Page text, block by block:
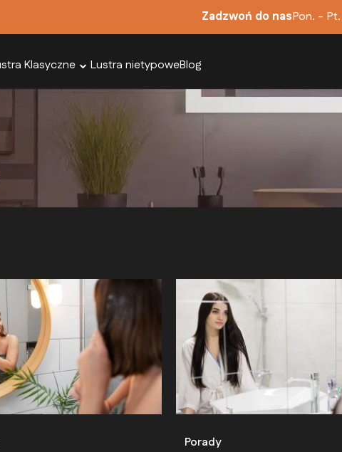
Zadzwoń do nasPon. -
Klasyczne Lustra nietypoweBlog
Porady